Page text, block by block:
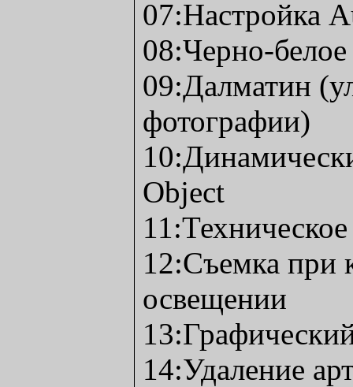
07:Настройка
08:Черно-белое
09:Далматин
фотографии)
Object
12:Съемка при
освещении
14:Удаление